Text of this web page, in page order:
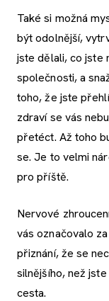
Také si možná
být odolnější,
jste dělali, co jste
společnosti, a
toho, že jste
zdraví se vás
přetéct. Až toho
se. Je to velmi
pro příště.
Nervové
vás označovalo
přiznání, že se
silnějšího, než
cesta.